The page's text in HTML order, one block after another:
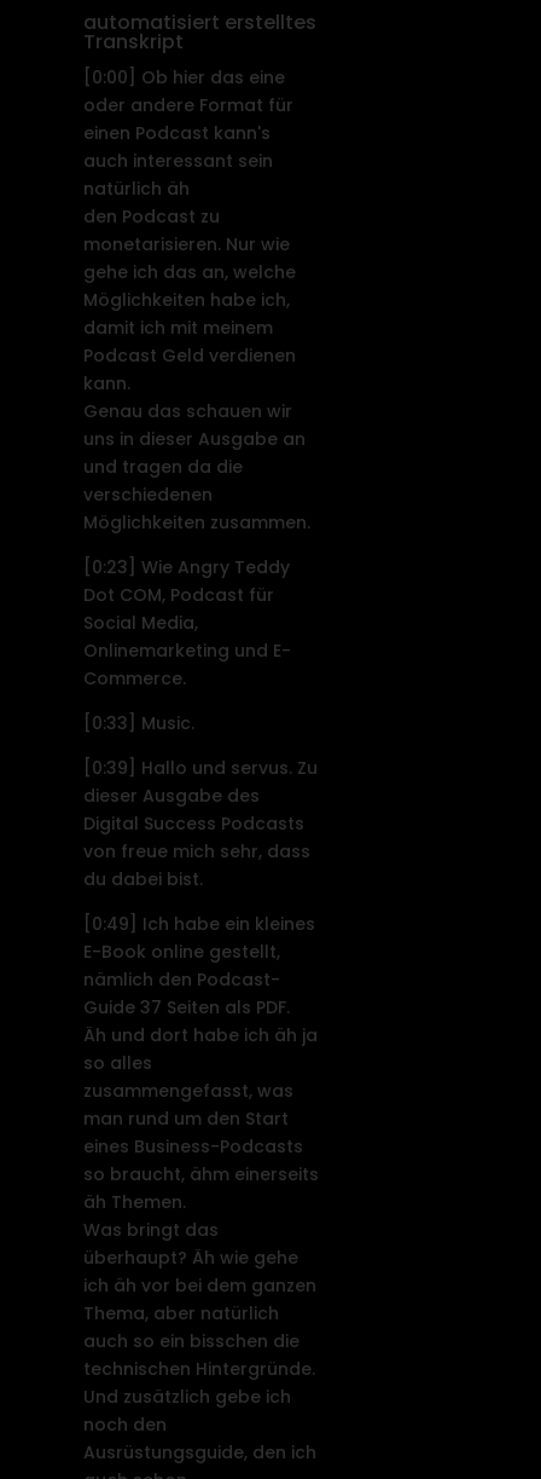
automatisiert erstelltes
Transkript
[0:00]
Ob hier das eine
oder andere Format für
einen Podcast kann's
auch interessant sein
natürlich äh
den Podcast zu
monetarisieren. Nur wie
gehe ich das an, welche
Möglichkeiten habe ich,
damit ich mit meinem
Podcast Geld verdienen
kann.
Genau das schauen wir
uns in dieser Ausgabe an
und tragen da die
verschiedenen
Möglichkeiten zusammen.
[0:23]
Wie Angry Teddy
Dot COM, Podcast für
Social Media,
Onlinemarketing und E-
Commerce.
[0:33]
Music.
[0:39]
Hallo und servus. Zu
dieser Ausgabe des
Digital Success Podcasts
von freue mich sehr, dass
du dabei bist.
[0:49]
Ich habe ein kleines
E-Book online gestellt,
nämlich den Podcast-
Guide 37 Seiten als PDF.
Äh und dort habe ich äh ja
so alles
zusammengefasst, was
man rund um den Start
eines Business-Podcasts
so braucht, ähm einerseits
äh Themen.
Was bringt das
überhaupt? Äh wie gehe
ich äh vor bei dem ganzen
Thema, aber natürlich
auch so ein bisschen die
technischen Hintergründe.
Und zusätzlich gebe ich
noch den
Ausrüstungsguide, den ich